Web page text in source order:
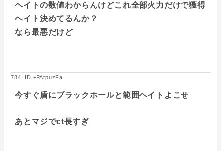
ヘイトの数値わからんけどこれ全部火力だけで獲得
ヘイト決めてるんか？
なら最悪だけど
784: ID:+PAtpuzFa
今すぐ盾にブラックホールと範囲ヘイトよこせ
あとマジでct長すぎ